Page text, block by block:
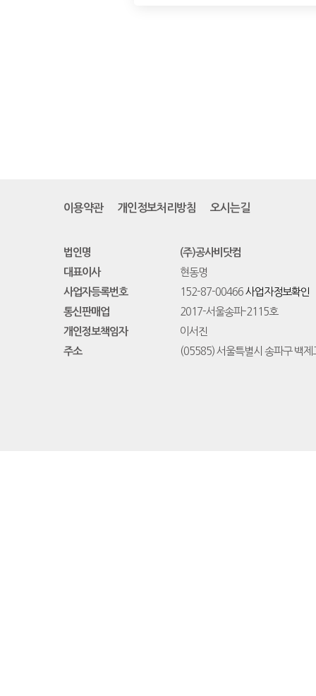
이용약관 개인정보처리방침 오시는길
법인명
(주)공사비닷컴
대표이사
현동명
사업자등록번호
152-87-00466 사업자정보확인
통신판매업
2017-서울송파-2115호
개인정보책임자
이서진
주소
(05585) 서울특별시 송파구 백